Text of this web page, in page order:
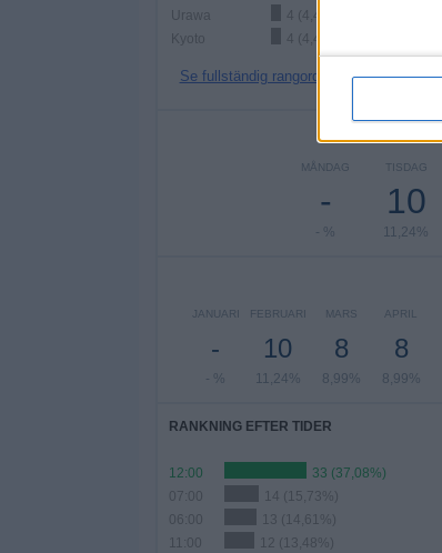
Urawa
4 (4,49%)
Kyoto
4 (4,49%)
Se fullständig rangordning
MÅNDAG
-
- %
TISDAG
10
11,24%
JANUARI
-
- %
FEBRUARI
10
11,24%
MARS
8
8,99%
APRIL
8
8,99%
RANKNING EFTER TIDER
12:00
33 (37,08%)
07:00
14 (15,73%)
06:00
13 (14,61%)
12 (13,48%)